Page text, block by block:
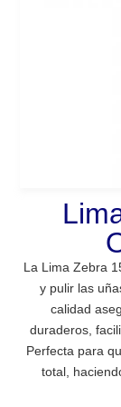
La Lima Zebra
y pulir las
calidad
duraderos,
Perfecta para
total,